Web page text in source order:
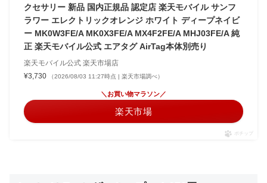
クセサリー 新品 国内正規品 認定店 楽天モバイル サンフ
ラワー エレクトリックオレンジ ホワイト ディープネイビ
ー MK0W3FE/A MK0X3FE/A MX4F2FE/A MHJ03FE/A 純
正 楽天モバイル公式 エアタグ AirTag本体別売り
楽天モバイル公式 楽天市場店
¥3,730
（2026/08/03 11:27時点 | 楽天市場調べ）
＼お買い物マラソン／
楽天市場
ポチップ